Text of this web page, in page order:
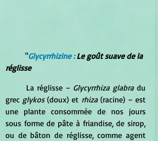
	"
Glycyrrhizine : Le goût suave de la
réglisse
	La réglisse –
Glycyrrhiza glabra du
grec glykos (doux) et rhiza (racine) – est
une plante consommée de nos jours
sous forme de pâte à friandise, de sirop,
ou de bâton de réglisse, comme agent